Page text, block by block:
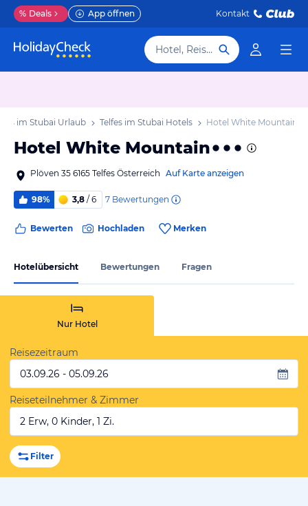
% Deals App öffnen Kontakt
Hotel, Reiseziel
im Stubai Urlaub Telfes im Stubai Hotels Hotel White Mountain
Hotel White Mountain
Plöven 35 6165 Telfes Österreich Auf Karte anzeigen
98% 3,8 / 6 7 Bewertungen
Bewerten Hochladen Merken
Hotelübersicht Bewertungen Fragen
Nur Hotel
Reisezeitraum
03.09.26 - 05.09.26
Reiseteilnehmer & Zimmer
2 Erw, 0 Kinder, 1 Zi.
Filter